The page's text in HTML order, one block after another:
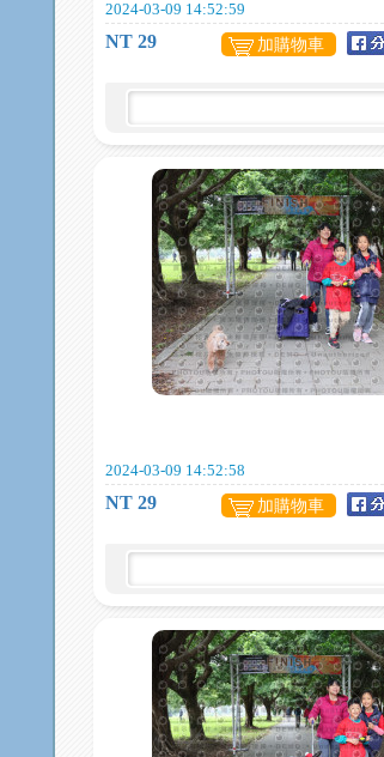
2024-03-09 14:52:59
NT 29 加購物車
2024-03-09 14:52:58
NT 29 加購物車